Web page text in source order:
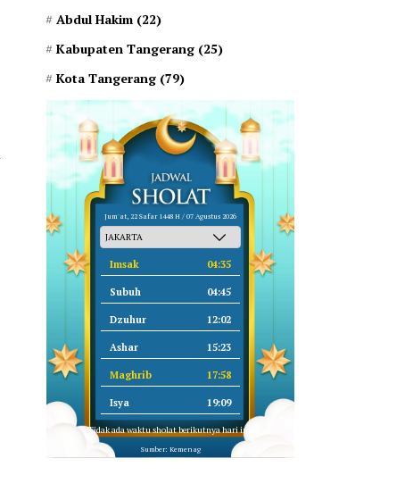
Abdul Hakim (22)
Kabupaten Tangerang (25)
Kota Tangerang (79)
Jum'at, 22 Safar 1448 H / 07 Agustus 2026
Imsak 04:35
Subuh 04:45
Dzuhur 12:02
Ashar 15:23
Maghrib 17:58
Isya 19:09
Tidak ada waktu sholat berikutnya hari ini.
Sumber: Kemenag